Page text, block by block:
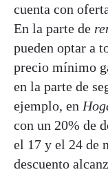
cuenta con
En la parte de
pueden optar a
precio mínimo
en la parte de
ejemplo, en
con un 20% de
el 17 y el 24 de
descuento